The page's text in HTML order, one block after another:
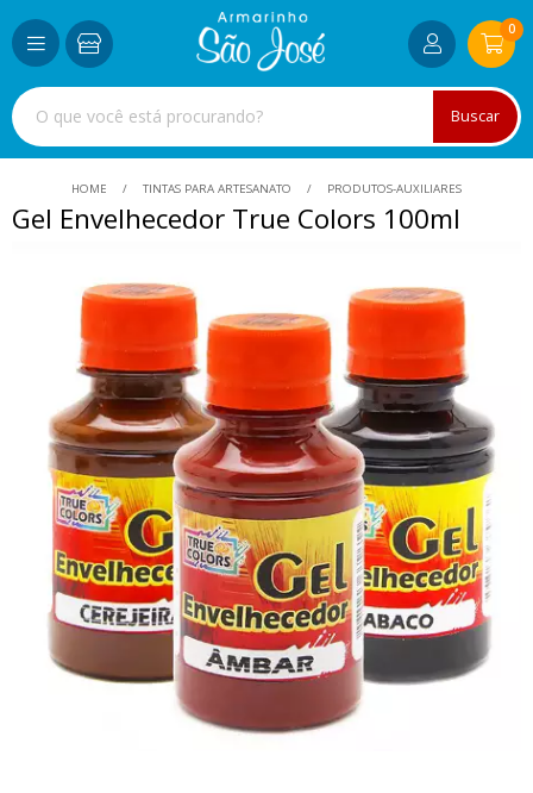
Buscar
0
HOME TINTAS PARA ARTESANATO PRODUTOS-AUXILIARES
Gel Envelhecedor True Colors 100ml